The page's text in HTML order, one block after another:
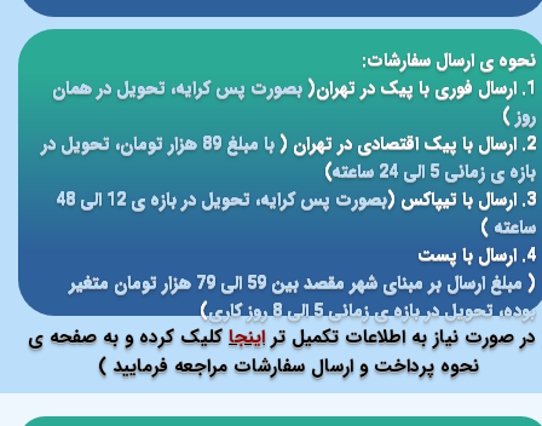
صورت نیاز به اطلاعات تکمیل تراینجا کلیک کرده و به صفحه ی
نحوه پرداخت و ارسال سفارشات مراجعه فرمایید )
نحوه ی ارسال سفارشات:
1. ارسال فوری با پیک در تهران(
بصورت پس کرایه، تحویل در همان
روز)
2. ارسال با پیک اقتصادی در تهران (
با مبلغ 89 هزار تومان، تحویل در
بازه ی زمانی 5 الی 24 ساعته
)
3. ارسال با تیپاکس (
بصورت پس کرایه، تحویل در بازه ی 12 الی 48
ساعته )
4. ارسال با پست
(
مبلغ ارسال بر مبنای شهر مقصد بین 59 الی 79 هزار تومان متغیر
بوده، تحویل در بازه ی زمانی 5 الی 8 روز کاری
)